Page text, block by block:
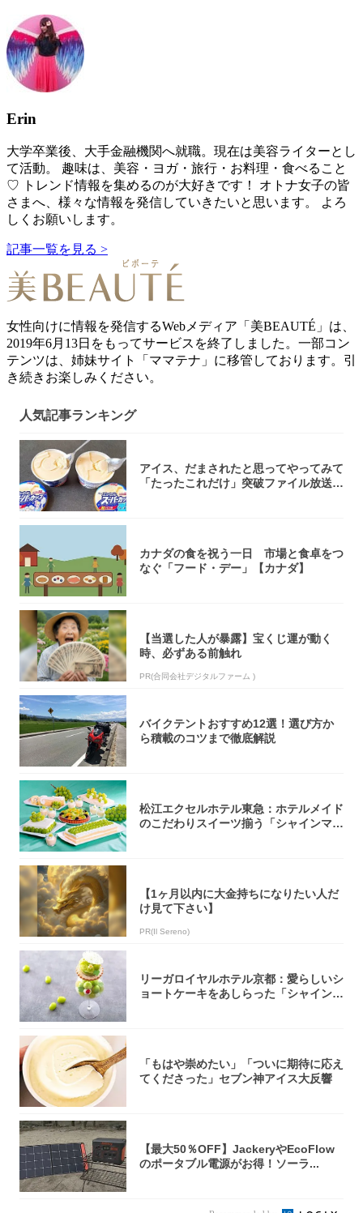
Erin
大学卒業後、大手金融機関へ就職。現在は美容ライターとし
て活動。 趣味は、美容・ヨガ・旅行・お料理・食べること
♡ トレンド情報を集めるのが大好きです！ オトナ女子の皆
さまへ、様々な情報を発信していきたいと思います。 よろ
しくお願いします。
記事一覧を見る >
女性向けに情報を発信するWebメディア「美BEAUTÉ」は、
2019年6月13日をもってサービスを終了しました。一部コン
テンツは、姉妹サイト「ママテナ」に移管しております。引
き続きお楽しみください。
人気記事ランキング
アイス、だまされたと思ってやってみて
「たったこれだけ」突破ファイル放送で
カナダの食を祝う一日 市場と食卓をつ
なぐ「フード・デー」【カナダ】
【当選した人が暴露】宝くじ運が動く
時、必ずある前触れ
PR(合同会社デジタルファーム )
バイクテントおすすめ12選！選び方か
ら積載のコツまで徹底解説
松江エクセルホテル東急：ホテルメイド
のこだわりスイーツ揃う「シャインマス
【1ヶ月以内に大金持ちになりたい人だ
け見て下さい】
PR(Il Sereno)
リーガロイヤルホテル京都：愛らしいシ
ョートケーキをあしらった「シャインマ
「もはや崇めたい」「ついに期待に応え
てくださった」セブン神アイス大反響
【最大50％OFF】JackeryやEcoFlow
のポータブル電源がお得！ソーラ...